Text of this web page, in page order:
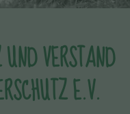
VERSTAND
E.V.